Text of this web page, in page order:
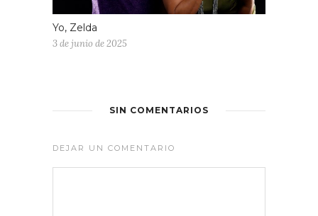
Yo, Zelda
3 de junio de 2025
SIN COMENTARIOS
DEJAR UN COMENTARIO